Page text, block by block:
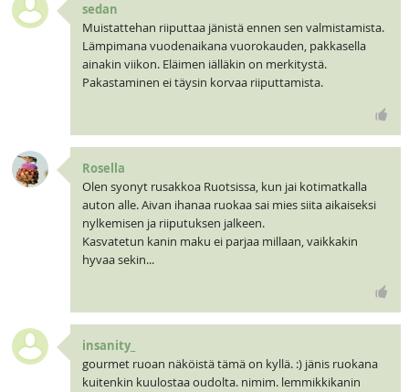
sedan
Muistattehan riiputtaa jänistä ennen sen valmistamista.
Lämpimana vuodenaikana vuorokauden, pakkasella
ainakin viikon. Eläimen iälläkin on merkitystä.
Pakastaminen ei täysin korvaa riiputtamista.
Rosella
Olen syonyt rusakkoa Ruotsissa, kun jai kotimatkalla
auton alle. Aivan ihanaa ruokaa sai mies siita aikaiseksi
nylkemisen ja riiputuksen jalkeen.
Kasvatetun kanin maku ei parjaa millaan, vaikkakin
hyvaa sekin...
insanity_
gourmet ruoan näköistä tämä on kyllä. :) jänis ruokana
kuitenkin kuulostaa oudolta. nimim. lemmikkikanin